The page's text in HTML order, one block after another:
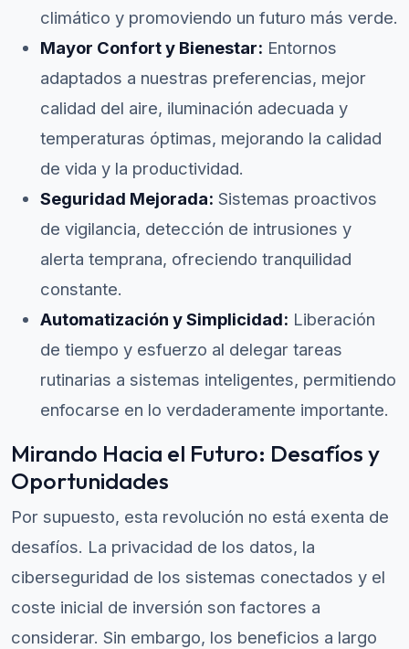
climático y promoviendo un futuro más verde.
Mayor Confort y Bienestar: Entornos
adaptados a nuestras preferencias, mejor
calidad del aire, iluminación adecuada y
temperaturas óptimas, mejorando la calidad
de vida y la productividad.
Seguridad Mejorada: Sistemas proactivos
de vigilancia, detección de intrusiones y
alerta temprana, ofreciendo tranquilidad
constante.
Automatización y Simplicidad: Liberación
de tiempo y esfuerzo al delegar tareas
rutinarias a sistemas inteligentes, permitiendo
enfocarse en lo verdaderamente importante.
Mirando Hacia el Futuro: Desafíos y
Oportunidades
Por supuesto, esta revolución no está exenta de
desafíos. La privacidad de los datos, la
ciberseguridad de los sistemas conectados y el
coste inicial de inversión son factores a
considerar. Sin embargo, los beneficios a largo